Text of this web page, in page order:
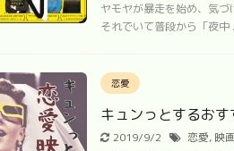
ヤモヤが暴走を始め、気
それでいて普段から「夜中
恋愛
キュンっとするお
2019/9/2 恋愛, 映画